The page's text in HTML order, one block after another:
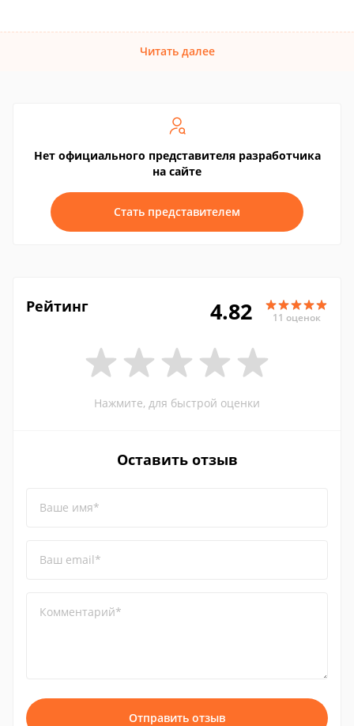
Читать далее
Нет официального представителя разработчика
на сайте
Стать представителем
Рейтинг 4.82 11 оценок
Нажмите, для быстрой оценки
Оставить отзыв
Ваше имя*
Ваш email*
Комментарий*
Отправить отзыв